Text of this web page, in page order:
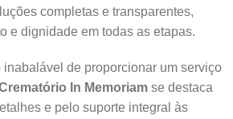
completas e transparentes,
e dignidade em todas as etapas.
inabalável de proporcionar um serviço
In Memoriam se destaca
e pelo suporte integral às